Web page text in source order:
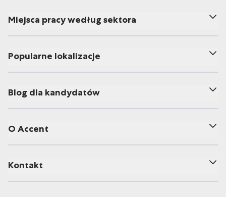
Miejsca pracy według sektora
Popularne lokalizacje
Blog dla kandydatów
O Accent
Kontakt